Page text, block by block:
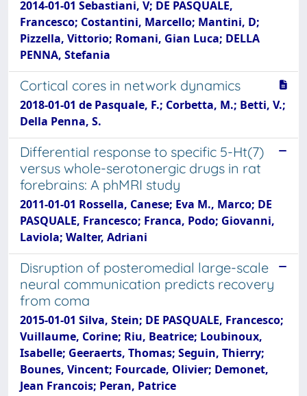
2014-01-01 Sebastiani, V; DE PASQUALE,
Francesco; Costantini, Marcello; Mantini, D;
Pizzella, Vittorio; Romani, Gian Luca; DELLA
PENNA, Stefania
Cortical cores in network dynamics
2018-01-01 de Pasquale, F.; Corbetta, M.; Betti, V.;
Della Penna, S.
Differential response to specific 5-Ht(7)
versus whole-serotonergic drugs in rat
forebrains: A phMRI study
2011-01-01 Rossella, Canese; Eva M., Marco; DE
PASQUALE, Francesco; Franca, Podo; Giovanni,
Laviola; Walter, Adriani
Disruption of posteromedial large-scale
neural communication predicts recovery
from coma
2015-01-01 Silva, Stein; DE PASQUALE, Francesco;
Vuillaume, Corine; Riu, Beatrice; Loubinoux,
Isabelle; Geeraerts, Thomas; Seguin, Thierry;
Bounes, Vincent; Fourcade, Olivier; Demonet,
Jean Francois; Peran, Patrice